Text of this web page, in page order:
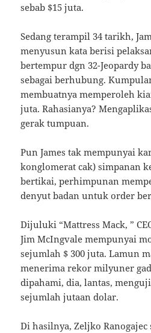
sebab $15 juta.
Sedang terampil 34 tarikh,
menyusun kata berisi
bertempur dgn 32-Jeopardy
sebagai berhubung.
membuatnya memperoleh
juta. Rahasianya?
gerak tumpuan.
Pun James tak mempunyai
konglomerat cak) simpanan
bertikai, perhimpunan
denyut badan untuk order
Dijuluki “Mattress Mack, ”
Jim McIngvale mempunyai
sejumlah $ 300 juta. Lamun
menerima rekor milyuner
dipahami, dia, lantas,
sejumlah jutaan dolar.
Di hasilnya, Zeljko